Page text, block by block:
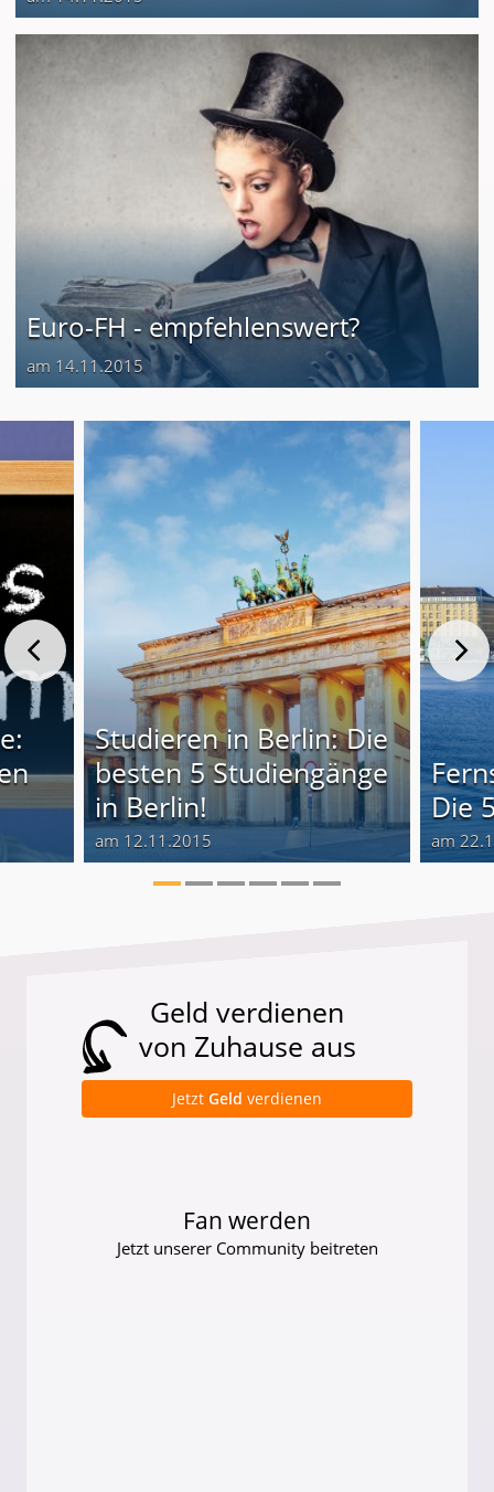
Euro-FH - empfehlenswert?
am 14.11.2015
Studieren in Berlin: Die
besten 5 Studiengänge
in Berlin!
am 12.11.2015
Die
am
Geld verdienen
von Zuhause aus
Jetzt Geld verdienen
Fan werden
Jetzt unserer Community beitreten